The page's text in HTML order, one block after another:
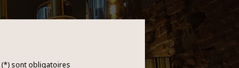
sont obligatoires